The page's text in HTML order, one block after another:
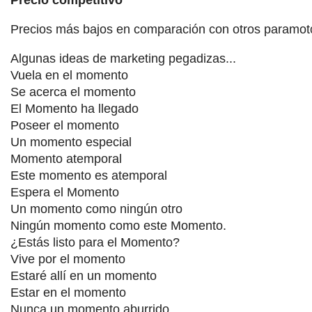
Precios más bajos en comparación con otros
Algunas ideas de marketing pegadizas...
Vuela en el momento
Se acerca el momento
El Momento ha llegado
Poseer el momento
Un momento especial
Momento atemporal
Este momento es atemporal
Espera el Momento
Un momento como ningún otro
Ningún momento como este Momento.
¿Estás listo para el Momento?
Vive por el momento
Estaré allí en un momento
Estar en el momento
Nunca un momento aburrido